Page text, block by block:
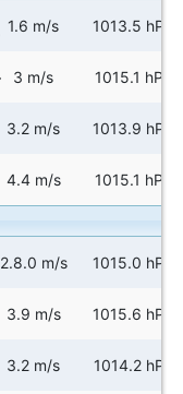
1.6 m/s 1013.5 hPa
3 m/s 1015.1 hPa
3.2 m/s 1013.9 hPa
4.4 m/s 1015.1 hPa
2.8.0 m/s 1015.0 hPa
3.9 m/s 1015.6 hPa
3.2 m/s 1014.2 hPa